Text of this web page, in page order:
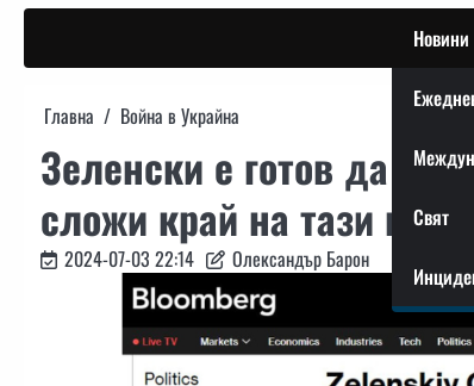
Новини
Свят
Главна Война в Украйна
Зеленски е готов да се
сложи край на тази
2024-07-03 22:14 Олександър Барон